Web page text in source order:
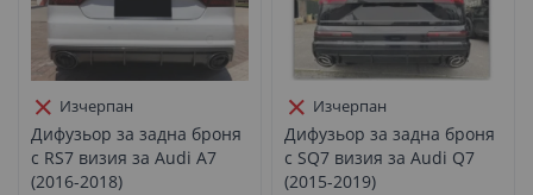
Изчерпан
Дифузьор за задна броня
с RS7 визия за Audi A7
(2016-2018)
Изчерпан
Дифузьор за задна броня
с SQ7 визия за Audi Q7
(2015-2019)